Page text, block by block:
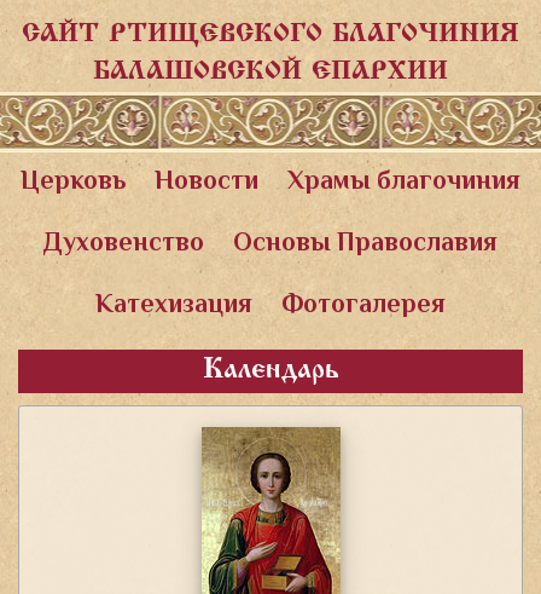
САЙТ РТИЩЕВСКОГО БЛАГОЧИНИЯ
БАЛАШОВСКОЙ ЕПАРХИИ
Церковь Новости
Храмы благочиния
Духовенство
Основы Православия
Катехизация
Фотогалерея
Календарь